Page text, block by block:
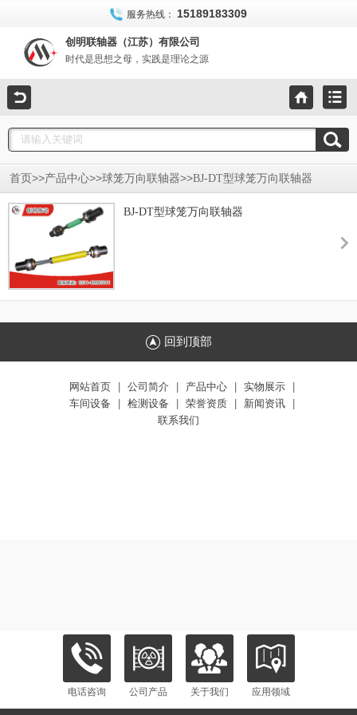
服务热线： 15189183309
创明联轴器（江苏）有限公司
时代是思想之母，实践是理论之源
首页 >>产品中心>>球笼万向联轴器>>BJ-DT型球笼万向联轴器
BJ-DT型球笼万向联轴器
回到顶部
网站首页 公司简介 产品中心 实物展示
车间设备
检测设备 荣誉资质 新闻资讯
联系我们
电话咨询 公司产品 关于我们 应用领域